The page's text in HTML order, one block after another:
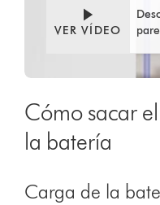
VER VÍDEO
Cómo sacar
la batería
Carga de la